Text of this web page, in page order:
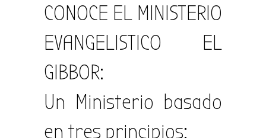
CONOCE EL MINISTERIO
EVANGELISTICO EL
GIBBOR:
Un Ministerio basado
en tres principios: